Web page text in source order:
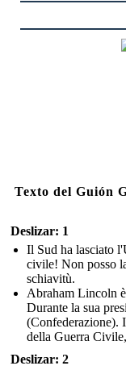
Texto del Guión
Deslizar: 1
Il Sud ha lasciato
civile! Non posso
schiavitù.
Abraham Lincoln
Durante la sua
(Confederazione).
della Guerra
Deslizar: 2